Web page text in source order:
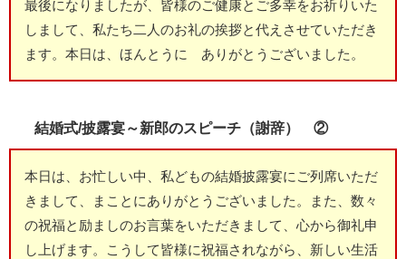
最後になりましたが、皆様のご健康とご多幸をお祈りいた
しまして、私たち二人のお礼の挨拶と代えさせていただき
ます。本日は、ほんとうに ありがとうございました。
結婚式/披露宴～新郎のスピーチ（謝辞） ②
本日は、お忙しい中、私どもの結婚披露宴にご列席いただ
きまして、まことにありがとうございました。また、数々
の祝福と励ましのお言葉をいただきまして、心から御礼申
し上げます。こうして皆様に祝福されながら、新しい生活